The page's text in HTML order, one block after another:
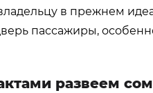
в прежнем
пассажиры,
развеем